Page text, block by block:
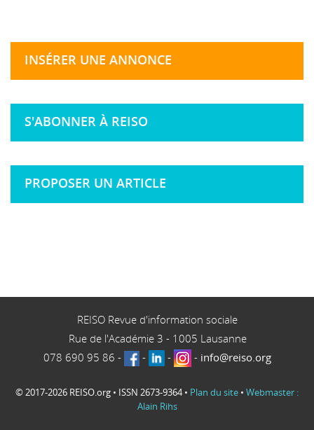
INSÉRER UNE ANNONCE
S'ABONNER À REISO
PROPOSER UN ARTICLE
REISO Revue d'information sociale
Rue de l'Académie 3 - 1005 Lausanne
078 690 95 86 - - - - info@reiso.org
© 2017-2026 REISO.org • ISSN 2673-9364 • Plan du site • Webmaster :
Alain Rihs